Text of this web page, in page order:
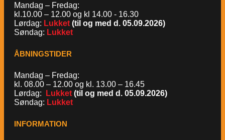
Mandag – Fredag:
kl.10.00 – 12.00 og kl 14.00 - 16.30
Lørdag: Lukket (til og med d. 05.09.2026)
Søndag: Lukket
ÅBNINGSTIDER
Mandag – Fredag:
kl. 08.00 – 12.00 og kl. 13.00 – 16.45
Lørdag:
Lukket (til og med d. 05.09.2026)
Søndag: Lukket
INFORMATION